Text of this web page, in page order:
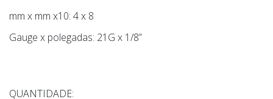
mm x mm x10: 4 x 8
Gauge x polegadas: 21G x 1/8”
QUANTIDADE: